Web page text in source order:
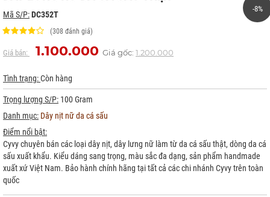
-8%
Mã S/P:DC352T
(308 đánh giá)
Giá bán: 1.100.000 Giá gốc: 1.200.000
Tình trạng:Còn hàng
Trọng lượng S/P: 100 Gram
Danh mục: Dây nịt nữ da cá sấu
Điểm nổi bật:
Cyvy chuyên bán các loại dây nịt, dây lưng nữ làm từ da cá sấu thật, dòng da cá
sấu xuất khẩu. Kiểu dáng sang trọng, màu sắc đa dạng, sản phẩm handmade
xuất xứ Việt Nam. Bảo hành chính hãng tại tất cả các chi nhánh Cyvy trên toàn
quốc